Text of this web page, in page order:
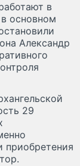
в
основном
Александр
29
приобретения